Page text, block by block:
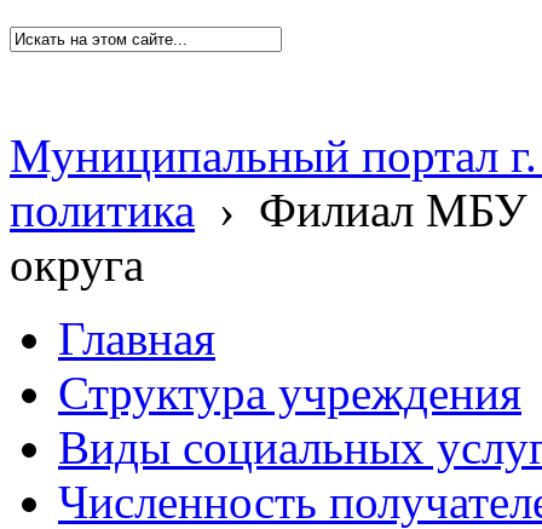
Муниципальный портал
политика › Филиал МБУ
округа
Главная
Структура учреждения
Виды социальных
Численность